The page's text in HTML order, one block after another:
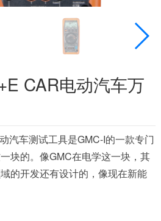
CAR电动汽车万
汽车测试工具是GMC-I的一款专门
块的。像GMC在电学这一块，其
的开发还有设计的，像现在新能